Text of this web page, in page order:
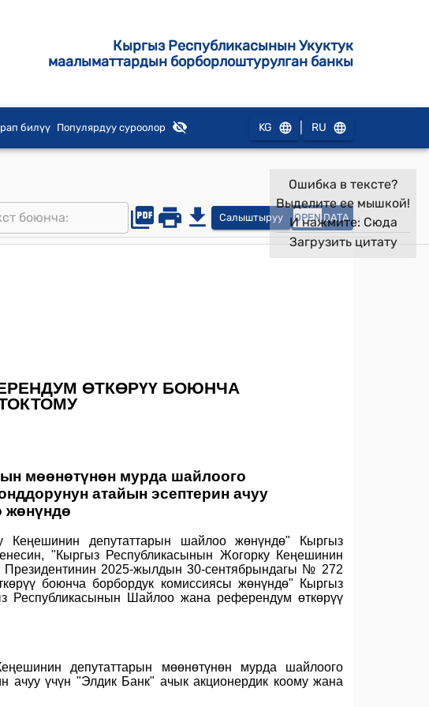
Кыргыз Республикасынын Укуктук
маалыматтардын борборлоштурулган банкы
билүү Популярдуу суроолор KG RU
Салыштыруу OPEN DATA
Ошибка в тексте?
Выделите ее мышкой!
И нажмите: Сюда
Загрузить цитату